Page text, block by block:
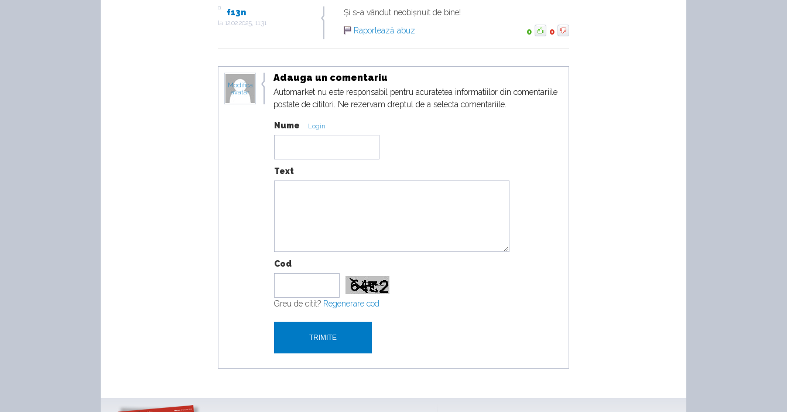
f13n
la 12.02.2025, 11:31
Și s-a vândut neobișnuit de bine!
Raportează abuz
0 0
Modifica
avatar
Adauga un comentariu
Automarket nu este responsabil pentru acuratetea informatiilor din comentariile
postate de cititori. Ne rezervam dreptul de a selecta comentariile.
Nume Login
Text
Cod
Greu de citit? Regenerare cod